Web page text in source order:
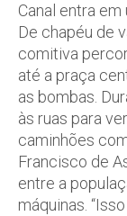
Canal entra em
De chapéu de
comitiva
até a praça
as bombas.
às ruas para
caminhões
Francisco de
entre a
máquinas.